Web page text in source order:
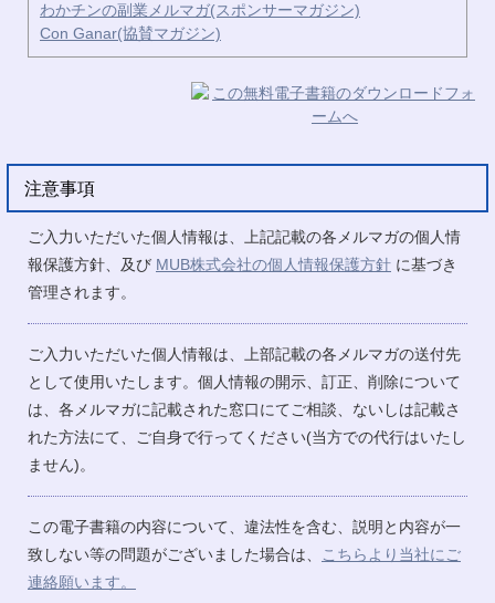
わかチンの副業メルマガ(スポンサーマガジン)
Con Ganar(協賛マガジン)
注意事項
ご入力いただいた個人情報は、上記記載の各メルマガの個人情
報保護方針、及び MUB株式会社の個人情報保護方針 に基づき
管理されます。
ご入力いただいた個人情報は、上部記載の各メルマガの送付先
として使用いたします。個人情報の開示、訂正、削除について
は、各メルマガに記載された窓口にてご相談、ないしは記載さ
れた方法にて、ご自身で行ってください(当方での代行はいたし
ません)。
この電子書籍の内容について、違法性を含む、説明と内容が一
致しない等の問題がございました場合は、
こちらより当社にご
連絡願います。